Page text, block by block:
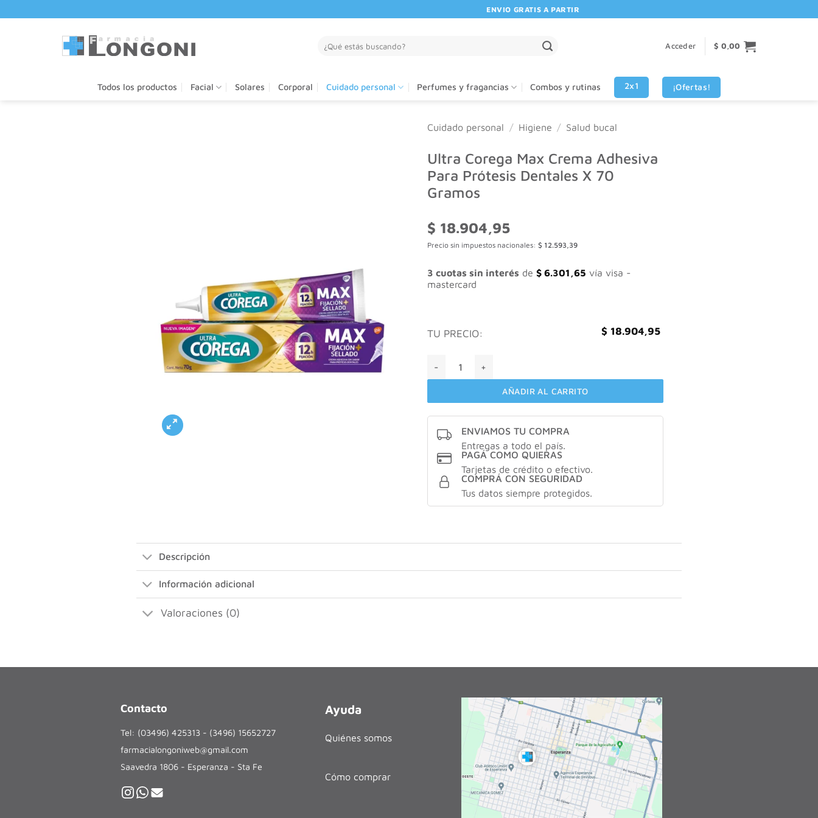
al
ENVIO GRATIS A PARTIR DE $80.000! 🚚 | 💳 3 CUOTAS SIN INTERES VISA - MASTERCARD
por:
Acceder $ 0,00
Todos los productos Facial Solares Corporal Cuidado personal Perfumes y fragancias Combos y rutinas 2x1 ¡Ofertas!
Cuidado personal / Higiene / Salud bucal
Ultra Corega Max Crema Adhesiva
Para Prótesis Dentales X 70
Gramos
$ 18.904,95
Precio sin impuestos nacionales: $ 12.593,39
3 cuotas sin interés de $ 6.301,65 vía visa -
mastercard
TU PRECIO: $ 18.904,95
AÑADIR AL CARRITO
ENVIAMOS TU COMPRA
Entregas a todo el país.
PAGÁ COMO QUIERAS
Tarjetas de crédito o efectivo.
COMPRÁ CON SEGURIDAD
Tus datos siempre protegidos.
Descripción
Información adicional
Valoraciones (0)
Contacto
Tel: (03496) 425313 - (3496) 15652727
farmacialongoniweb@gmail.com
Saavedra 1806 - Esperanza - Sta Fe
Ayuda
Quiénes somos
Cómo comprar